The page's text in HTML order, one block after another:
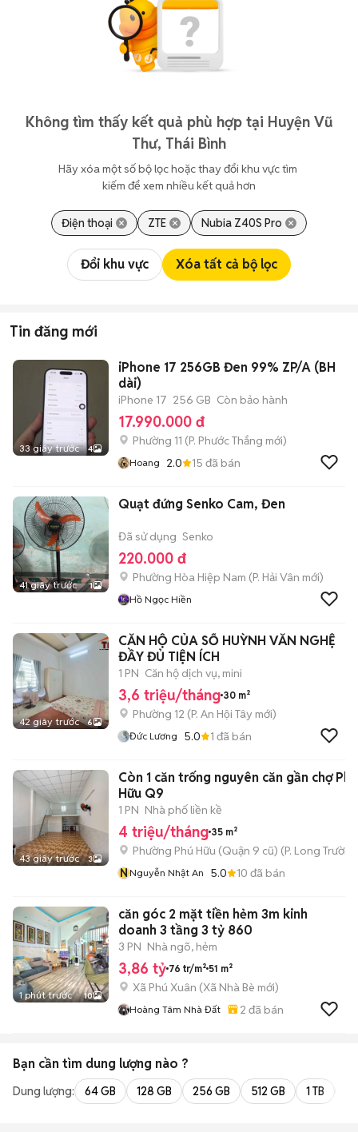
Không tìm thấy kết quả phù hợp tại Huyện Vũ
Thư, Thái Bình
Hãy xóa một số bộ lọc hoặc thay đổi khu vực tìm
kiếm để xem nhiều kết quả hơn
Điện thoại ZTE Nubia Z40S Pro
Đổi khu vực Xóa tất cả bộ lọc
Tin đăng mới
33 giây trước 4
iPhone 17 256GB Đen 99% ZP/A (BH
dài)
iPhone 17 256 GB Còn bảo hành
17.990.000 đ
Phường 11 (P. Phước Thắng mới)
Hoang 2.0 15 đã bán
41 giây trước 1
Quạt đứng Senko Cam, Đen
Đã sử dụng Senko
220.000 đ
Phường Hòa Hiệp Nam (P. Hải Vân mới)
Hồ Ngọc Hiền
42 giây trước 6
CĂN HỘ CỦA SỔ HUỲNH VĂN NGHỆ
ĐẦY ĐỦ TIỆN ÍCH
1 PN Căn hộ dịch vụ, mini
3,6 triệu/tháng 30 m²
Phường 12 (P. An Hội Tây mới)
Đức Lương 5.0 1 đã bán
43 giây trước 3
Còn 1 căn trống nguyên căn gần chợ Phú
Hữu Q9
1 PN Nhà phố liền kề
4 triệu/tháng 35 m²
Phường Phú Hữu (Quận 9 cũ) (P. Long Trường
NNguyễn Nhật An 5.0 10 đã bán
1 phút trước 10
căn góc 2 mặt tiền hẻm 3m kinh
doanh 3 tầng 3 tỷ 860
3 PN Nhà ngõ, hẻm
3,86 tỷ 76 tr/m² 51 m²
Xã Phú Xuân (Xã Nhà Bè mới)
Hoàng Tâm Nhà Đất 2 đã bán
Bạn cần tìm dung lượng nào ?
Dung lượng: 64 GB 128 GB 256 GB 512 GB 1 TB